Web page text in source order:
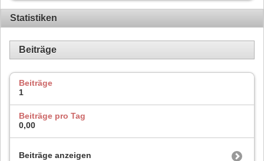
Statistiken
Beiträge
Beiträge
1
Beiträge pro Tag
0,00
Beiträge anzeigen